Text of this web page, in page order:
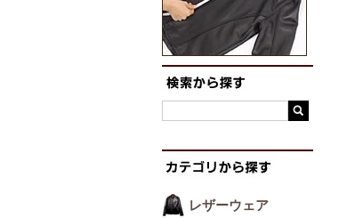
レザーウェア